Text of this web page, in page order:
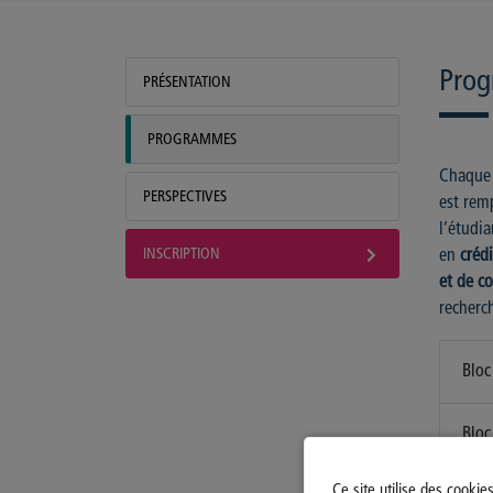
PRÉSENTATION
PROGRAMMES
PERSPECTIVES
INSCRIPTION
est
en
et de
Bloc